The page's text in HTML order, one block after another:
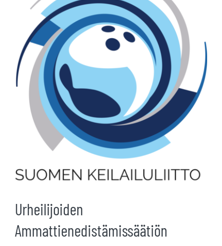
isompana
Urheilijoiden
Ammattienedistämissäätiön